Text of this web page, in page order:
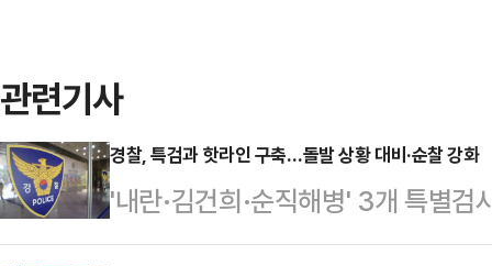
관련기사
경찰, 특검과 핫라인 구축…돌발 상황 대비·순찰 강화
'내란·김건희·순직해병' 3개 특별
과 핫라인을 구축해 특검 사무실 인